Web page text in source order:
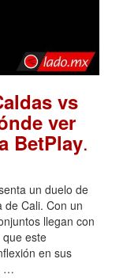
vs
ver
BetPlay.
un duelo de
de Cali. Con un
llegan con
este
en sus
…